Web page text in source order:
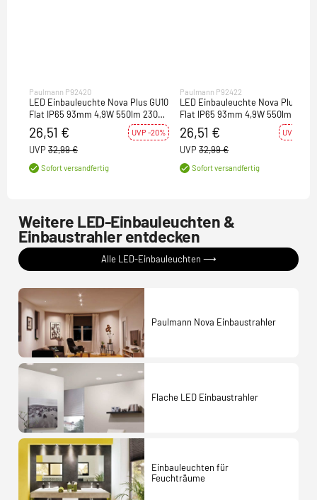
Paulmann P92420
LED Einbauleuchte Nova Plus GU10
Flat IP65 93mm 4,9W 550lm 230V
dimmbar 4000K Weiß matt
26,51 € UVP -20%
UVP 32,99 €
Sofort versandfertig
Paulmann P92422
LED Einbauleuchte Nova Plus
Flat IP65 93mm 4,9W 550lm 230V
dimmbar 4000K Weiß
26,51 € UVP -20%
UVP 32,99 €
Sofort versandfertig
Weitere LED-Einbauleuchten &
Einbaustrahler entdecken
Alle LED-Einbauleuchten ⟶
Paulmann Nova Einbaustrahler
Flache LED Einbaustrahler
Einbauleuchten für
Feuchträume